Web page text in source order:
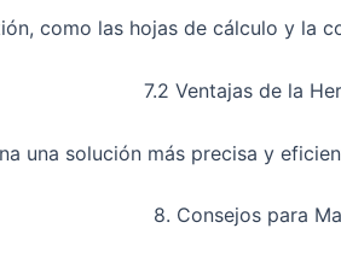
como las hojas de cálculo y la
7.2 Ventajas de la
una solución más precisa y
8. Consejos para